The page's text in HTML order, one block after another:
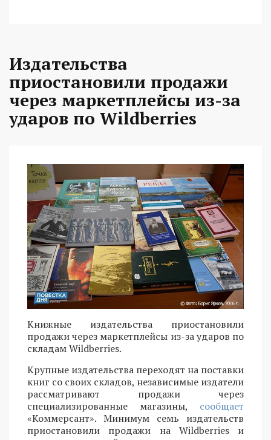
Издательства
приостановили продажи
через маркетплейсы из-за
ударов по Wildberries
Книжные издательства приостановили
продажи через маркетплейсы из-за ударов по
складам Wildberries.
Крупные издательства переходят на поставки
книг со своих складов, независимые издатели
рассматривают продажи через
специализированные магазины, сообщает
«Коммерсант». Минимум семь издательств
приостановили продажи на Wildberries и